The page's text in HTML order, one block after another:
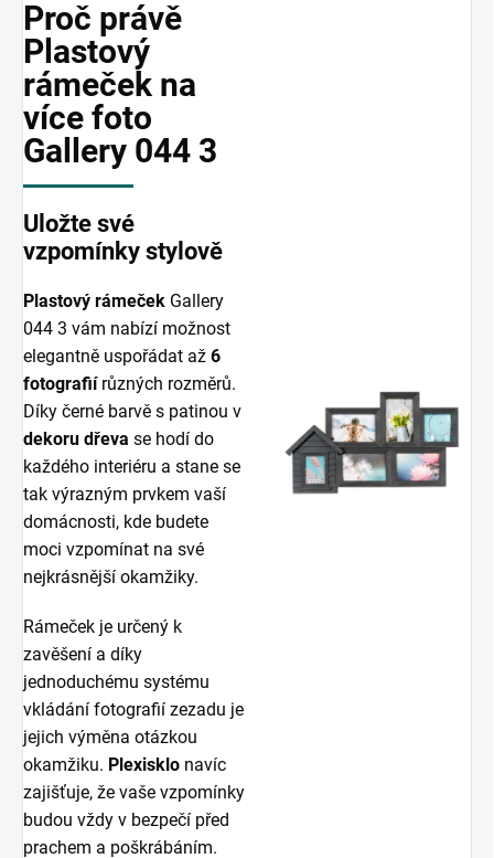
Proč právě
Plastový
rámeček na
více foto
Gallery 044 3
Uložte své
vzpomínky stylově
Plastový rámeček Gallery
044 3 vám nabízí možnost
elegantně uspořádat až 6
fotografiírůzných rozměrů.
Díky černé barvě s patinou v
dekoru dřeva se hodí do
každého interiéru a stane se
tak výrazným prvkem vaší
domácnosti, kde budete
moci vzpomínat na své
nejkrásnější okamžiky.
Rámeček je určený k
zavěšení a díky
jednoduchému systému
vkládání fotografií zezadu je
jejich výměna otázkou
okamžiku. Plexisklo navíc
zajišťuje, že vaše vzpomínky
budou vždy v bezpečí před
prachem a poškrábáním.